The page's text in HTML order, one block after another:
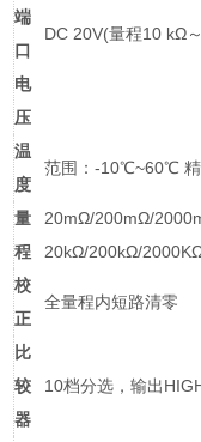
端
口
电
压
DC 20V(量程10 kΩ
温
度
范围：-10℃~60℃
量
程
20mΩ/200mΩ/
20kΩ/200kΩ/
校
正
全量程内短路清零
比
较
器
10档分选，输出